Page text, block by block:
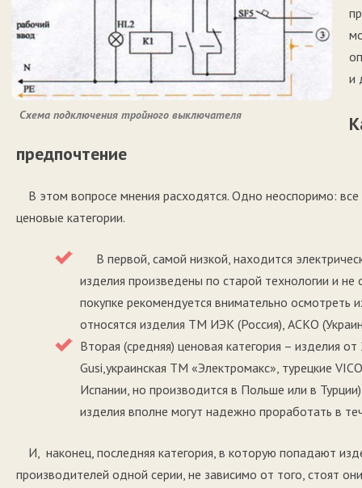
Схема подключения тройного выключателя
и
предпочтение
В этом вопросе мнения расходятся. Одно неоспоримо:
ценовые категории.
В первой, самой низкой, находится
изделия произведены по старой технологии и
покупке рекомендуется внимательно
относятся изделия ТМ ИЭК (Россия), АСКО
Вторая (средняя) ценовая категория – изделия
Gusi,украинская ТМ «Электромакс», турецкие
Испании, но производится в Польше или в
изделия вполне могут надежно проработать в
И, наконец, последняя категория, в которую попадают
производителей одной серии, не зависимо от того, стоят